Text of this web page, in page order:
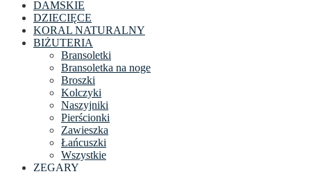
DAMSKIE
DZIECIĘCE
KORAL NATURALNY
BIŻUTERIA
Bransoletki
Bransoletka na noge
Broszki
Kolczyki
Naszyjniki
Pierścionki
Zawieszka
Łańcuszki
Wszystkie
ZEGARY